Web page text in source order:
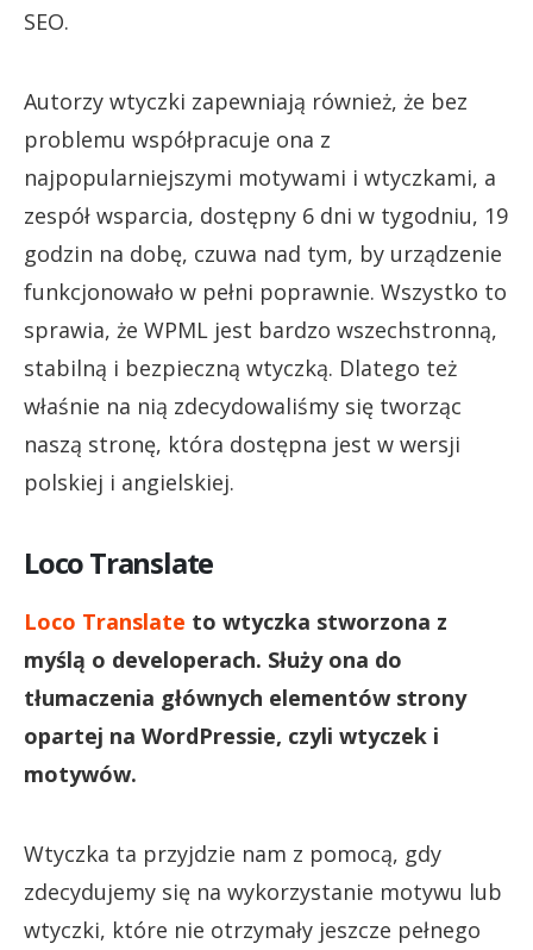
SEO.
Autorzy wtyczki zapewniają również, że bez
problemu współpracuje ona z
najpopularniejszymi motywami i wtyczkami, a
zespół wsparcia, dostępny 6 dni w tygodniu, 19
godzin na dobę, czuwa nad tym, by urządzenie
funkcjonowało w pełni poprawnie. Wszystko to
sprawia, że WPML jest bardzo wszechstronną,
stabilną i bezpieczną wtyczką. Dlatego też
właśnie na nią zdecydowaliśmy się tworząc
naszą stronę, która dostępna jest w wersji
polskiej i angielskiej.
Loco Translate
Loco Translate to wtyczka stworzona z
myślą o developerach. Służy ona do
tłumaczenia głównych elementów strony
opartej na WordPressie, czyli wtyczek i
motywów.
Wtyczka ta przyjdzie nam z pomocą, gdy
zdecydujemy się na wykorzystanie motywu lub
wtyczki, które nie otrzymały jeszcze pełnego